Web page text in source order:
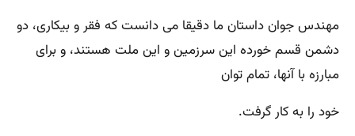
مهندس جوان داستان ما دقیقا می دانست که فقر و بیکاری، دو
دشمن قسم خورده این سرزمین و این ملت هستند، و برای
مبارزه با آنها، تمام توان
خود را به کار گرفت.